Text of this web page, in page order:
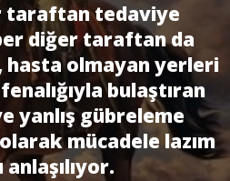
taraftan tedaviye
diğer taraftan da
hasta olmayan yerleri
bulaştıran
yanlış gübreleme
mücadele lazım